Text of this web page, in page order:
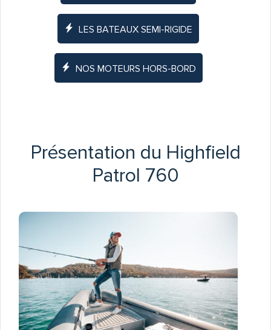
LES BATEAUX SEMI-RIGIDE
NOS MOTEURS HORS-BORD
Présentation du Highfield
Patrol 760